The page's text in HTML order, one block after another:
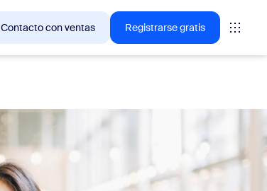
Contacto con ventas Registrarse gratis
los clientes de Zoom están interesados